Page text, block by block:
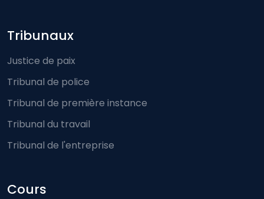
Footer-menu
Tribunaux
Justice de paix
Tribunal de police
Tribunal de première instance
Tribunal du travail
Tribunal de l'entreprise
Cours